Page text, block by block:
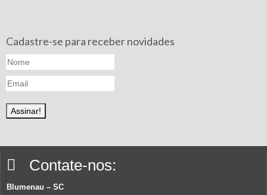
Cadastre-se para receber novidades
Contate-nos:
Blumenau – SC